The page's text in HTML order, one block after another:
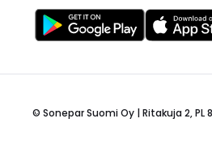
© Sonepar Suomi Oy | Ritakuja 2, PL